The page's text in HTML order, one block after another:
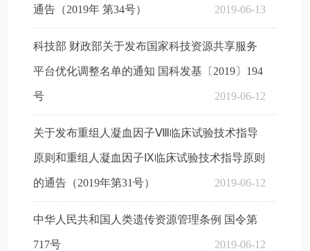
通告（2019年 第34号） 2019-06-13
科技部 财政部关于发布国家科技资源共享服务
平台优化调整名单的通知 国科发基〔2019〕194
号 2019-06-12
关于发布重组人凝血因子Ⅷ临床试验技术指导
原则和重组人凝血因子Ⅸ临床试验技术指导原则
的通告（2019年第31号） 2019-06-12
中华人民共和国人类遗传资源管理条例 国令第
717号 2019-06-12